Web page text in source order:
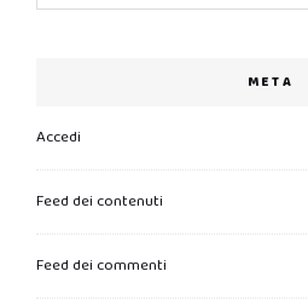
META
Accedi
Feed dei contenuti
Feed dei commenti